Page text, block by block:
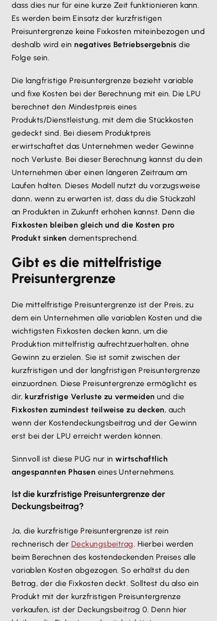
dass dies nur für eine kurze Zeit funktionieren kann.
Es werden beim Einsatz der kurzfristigen
Preisuntergrenze keine Fixkosten miteinbezogen und
deshalb wird ein negatives Betriebsergebnis die
Folge sein.
Die langfristige Preisuntergrenze bezieht variable
und fixe Kosten bei der Berechnung mit ein. Die LPU
berechnet den Mindestpreis eines
Produkts/Dienstleistung, mit dem die Stückkosten
gedeckt sind. Bei diesem Produktpreis
erwirtschaftet das Unternehmen weder Gewinne
noch Verluste. Bei dieser Berechnung kannst du dein
Unternehmen über einen längeren Zeitraum am
Laufen halten. Dieses Modell nutzt du vorzugsweise
dann, wenn zu erwarten ist, dass du die Stückzahl
an Produkten in Zukunft erhöhen kannst. Denn die
Fixkosten bleiben gleich und die Kosten pro
Produkt sinken dementsprechend.
Gibt es die mittelfristige
Preisuntergrenze
Die mittelfristige Preisuntergrenze ist der Preis, zu
dem ein Unternehmen alle variablen Kosten und die
wichtigsten Fixkosten decken kann, um die
Produktion mittelfristig aufrechtzuerhalten, ohne
Gewinn zu erzielen. Sie ist somit zwischen der
kurzfristigen und der langfristigen Preisuntergrenze
einzuordnen. Diese Preisuntergrenze ermöglicht es
dir, kurzfristige Verluste zu vermeiden und die
Fixkosten zumindest teilweise zu decken, auch
wenn der Kostendeckungsbeitrag und der Gewinn
erst bei der LPU erreicht werden können.
Sinnvoll ist diese PUG nur inwirtschaftlich
angespannten Phasen eines Unternehmens.
Ist die kurzfristige Preisuntergrenze der
Deckungsbeitrag?
Ja, die kurzfristige Preisuntergrenze ist rein
rechnerisch der Deckungsbeitrag. Hierbei werden
beim Berechnen des kostendeckenden Preises alle
variablen Kosten abgezogen. So erhältst du den
Betrag, der die Fixkosten deckt. Solltest du also ein
Produkt mit der kurzfristigen Preisuntergrenze
verkaufen, ist der Deckungsbeitrag 0. Denn hier